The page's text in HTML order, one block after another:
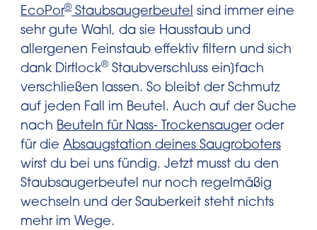
EcoPor® Staubsaugerbeutel sind immer eine
sehr gute Wahl, da sie Hausstaub und
allergenen Feinstaub effektiv filtern und sich
dank Dirtlock® Staubverschluss ein]fach
verschließen lassen. So bleibt der Schmutz
auf jeden Fall im Beutel. Auch auf der Suche
nach Beuteln für Nass- Trockensaugeroder
für die Absaugstation deines Saugroboters
wirst du bei uns fündig. Jetzt musst du den
Staubsaugerbeutel nur noch regelmäßig
wechseln und der Sauberkeit steht nichts
mehr im Wege.